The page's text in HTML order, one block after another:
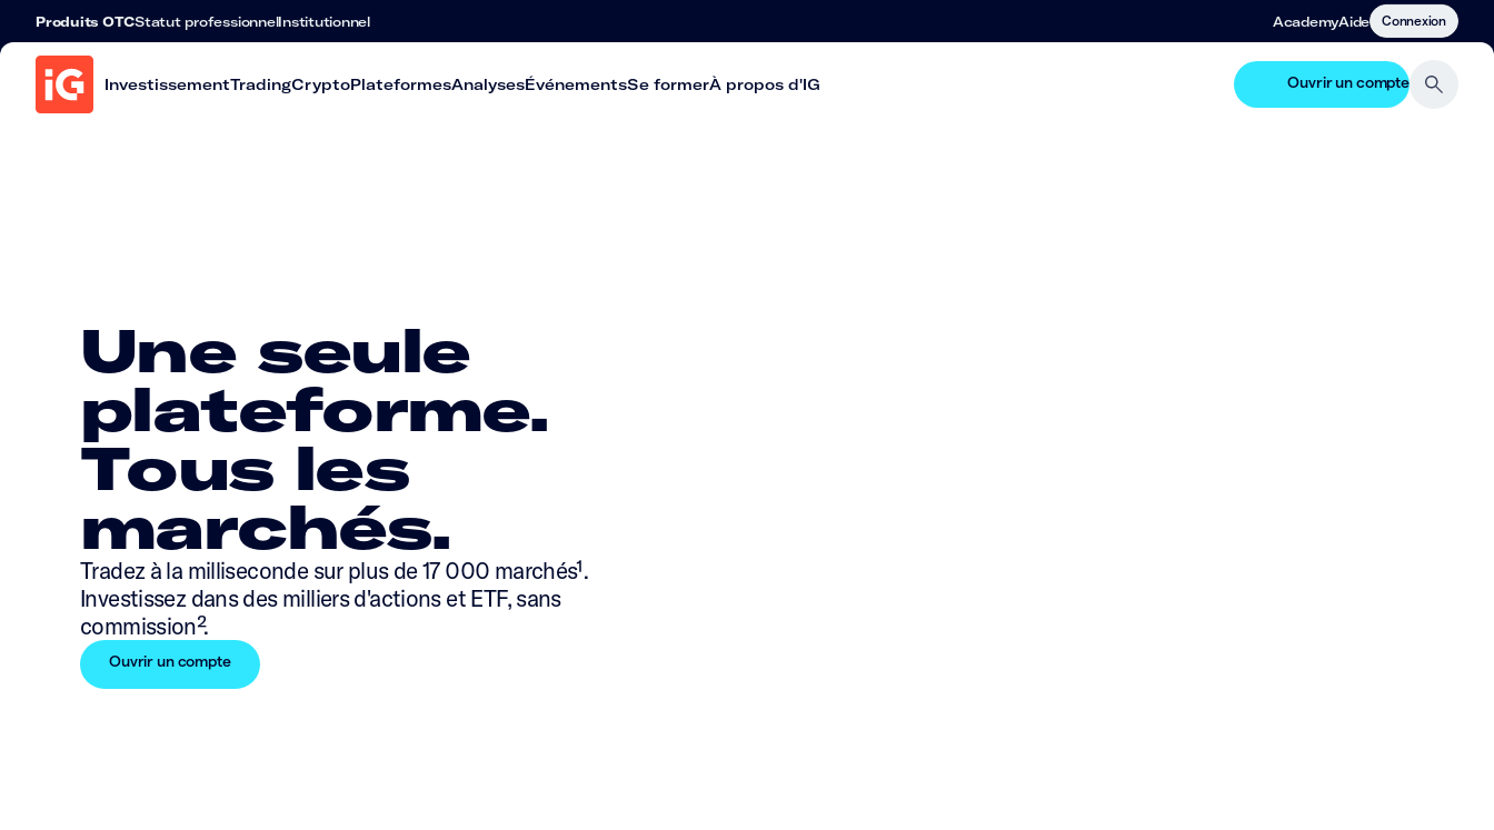
Produits OTCStatut professionnelInstitutionnel AcademyAide Connexion
InvestissementTradingCryptoPlateformesAnalysesÉvénementsSe formerÀ propos d'IG Ouvrir un compte
Une seule
plateforme.
Tous les
marchés.
Tradez à la milliseconde sur plus de 17 000 marchés¹.
Investissez dans des milliers d'actions et ETF, sans
commission².
Ouvrir un compte